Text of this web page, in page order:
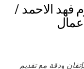
فهد الاحمد /
أعمال
ودقة مع تقديم